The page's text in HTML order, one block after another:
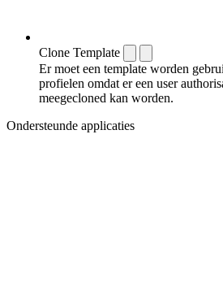
Clone Template
Er moet een template worden
profielen omdat er een user
meegecloned kan worden.
Ondersteunde applicaties